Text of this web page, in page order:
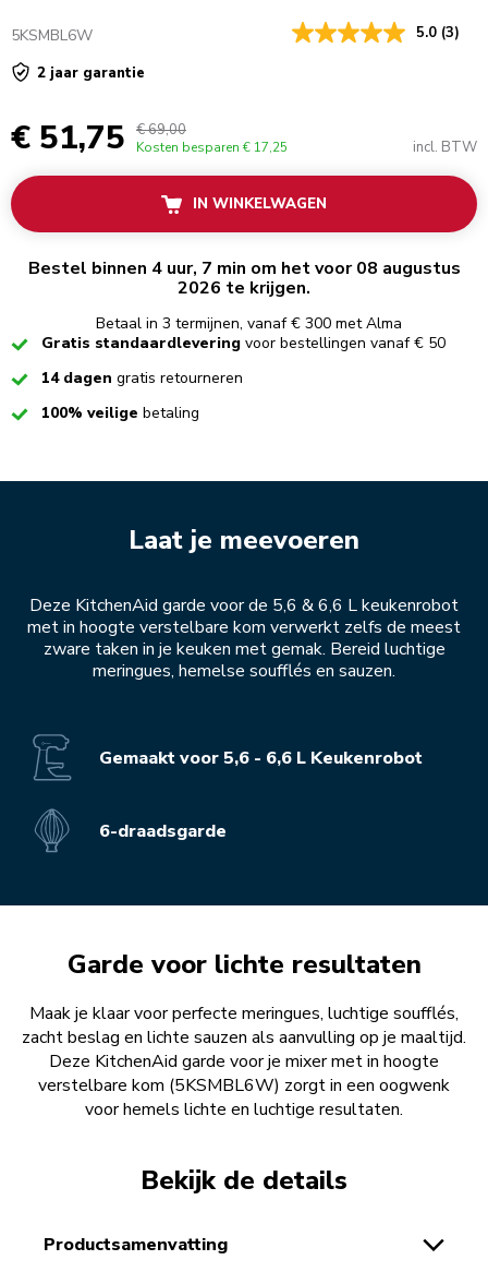
5KSMBL6W 5.0 (3)
2 jaar garantie
€ 51,75 € 69,00
Kosten besparen € 17,25 incl. BTW
IN WINKELWAGEN
Bestel binnen 4 uur, 7 min om het voor 08 augustus
2026 te krijgen.
Betaal in 3 termijnen, vanaf € 300 met Alma
CheckedGratis standaardlevering voor bestellingen vanaf € 50
Checked14 dagen gratis retourneren
Checked100% veilige betaling
Laat je meevoeren
Deze KitchenAid garde voor de 5,6 & 6,6 L keukenrobot
met in hoogte verstelbare kom verwerkt zelfs de meest
zware taken in je keuken met gemak. Bereid luchtige
meringues, hemelse soufflés en sauzen.
Gemaakt voor 5,6 - 6,6 L Keukenrobot
6-draadsgarde
Garde voor lichte resultaten
Maak je klaar voor perfecte meringues, luchtige soufflés,
zacht beslag en lichte sauzen als aanvulling op je maaltijd.
Deze KitchenAid garde voor je mixer met in hoogte
verstelbare kom (5KSMBL6W) zorgt in een oogwenk
voor hemels lichte en luchtige resultaten.
Bekijk de details
productsamenvatting